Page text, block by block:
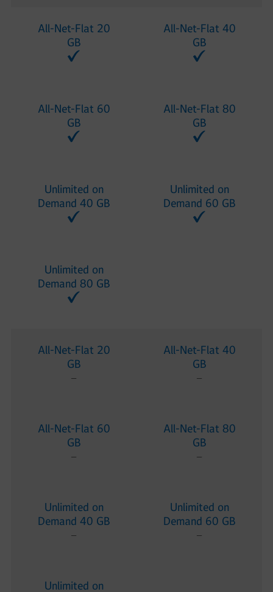
All-Net-Flat 20
GB
All-Net-Flat 40
GB
All-Net-Flat 60
GB
All-Net-Flat 80
GB
Unlimited on
Demand 40 GB
Unlimited on
Demand 60 GB
Unlimited on
Demand 80 GB
All-Net-Flat 20
GB
−
All-Net-Flat 40
GB
−
All-Net-Flat 60
GB
−
All-Net-Flat 80
GB
−
Unlimited on
Demand 40 GB
−
Unlimited on
Demand 60 GB
−
Unlimited on